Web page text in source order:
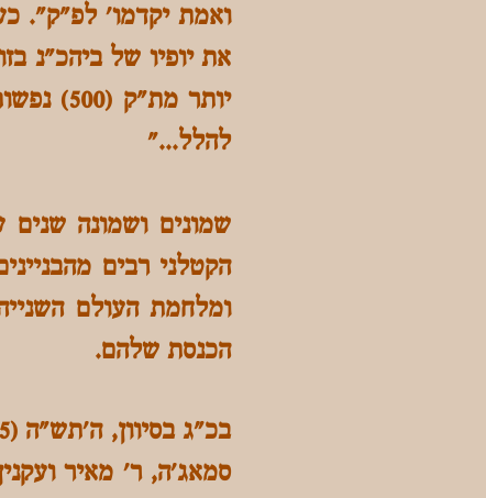
ואמת יקדמו' לפ"ק".
את יופיו של ביהכ"נ
יותר
להלל..."
הקטלני רבים
הכנסת שלהם.
סמאג'ה, ר' מאיר